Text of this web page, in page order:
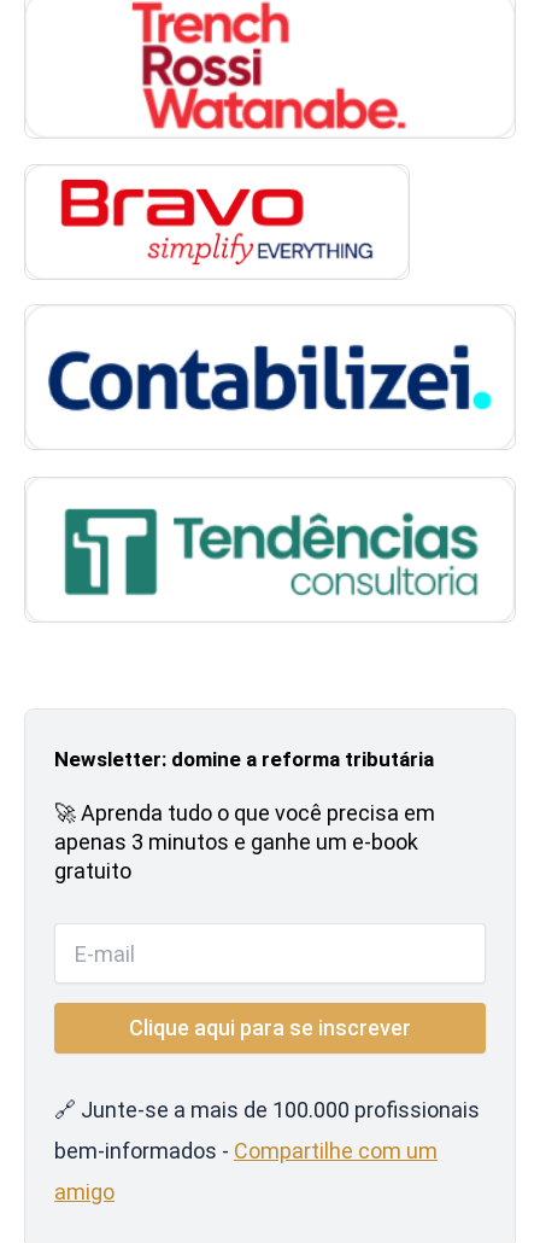
Newsletter: domine a reforma tributária
🚀 Aprenda tudo o que você precisa em
apenas 3 minutos e ganhe um e-book
gratuito
🔗 Junte-se a mais de 100.000 profissionais
bem-informados - Compartilhe com um
amigo